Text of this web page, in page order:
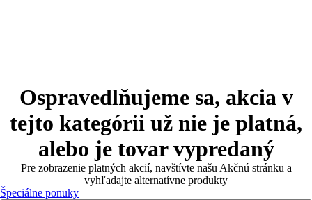
Ospravedlňujeme sa, akcia v
tejto kategórii už nie je platná,
alebo je tovar vypredaný
Pre zobrazenie platných akcií, navštívte našu Akčnú stránku a
vyhľadajte alternatívne produkty
Špeciálne ponuky